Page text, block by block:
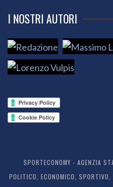
I NOSTRI AUTORI
SPORTECONOMY - AGENZIA
POLITICO, ECONOMICO,